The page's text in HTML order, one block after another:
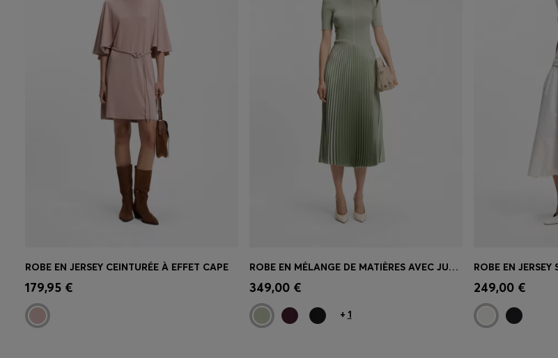
Achat rapide
taille)
ROBE EN JERSEY CEINTURÉE À EFFET CAPE
179,95 € Achat rapide
taille)
ROBE EN MÉLANGE DE MATIÈRES AVEC JUPE PLISSÉE
349,00 €
+ 1
Achat rapide
taille)
249,00 €